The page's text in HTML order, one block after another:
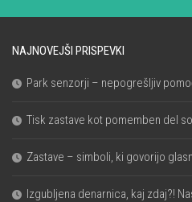
NAJNOVEJŠI PRISPEVKI
Park senzorji – nepogrešljiv
Tisk zastave kot pomemben del
Zastave – simboli, ki govorijo
Izgubljena denarnica, kaj zdaj?!